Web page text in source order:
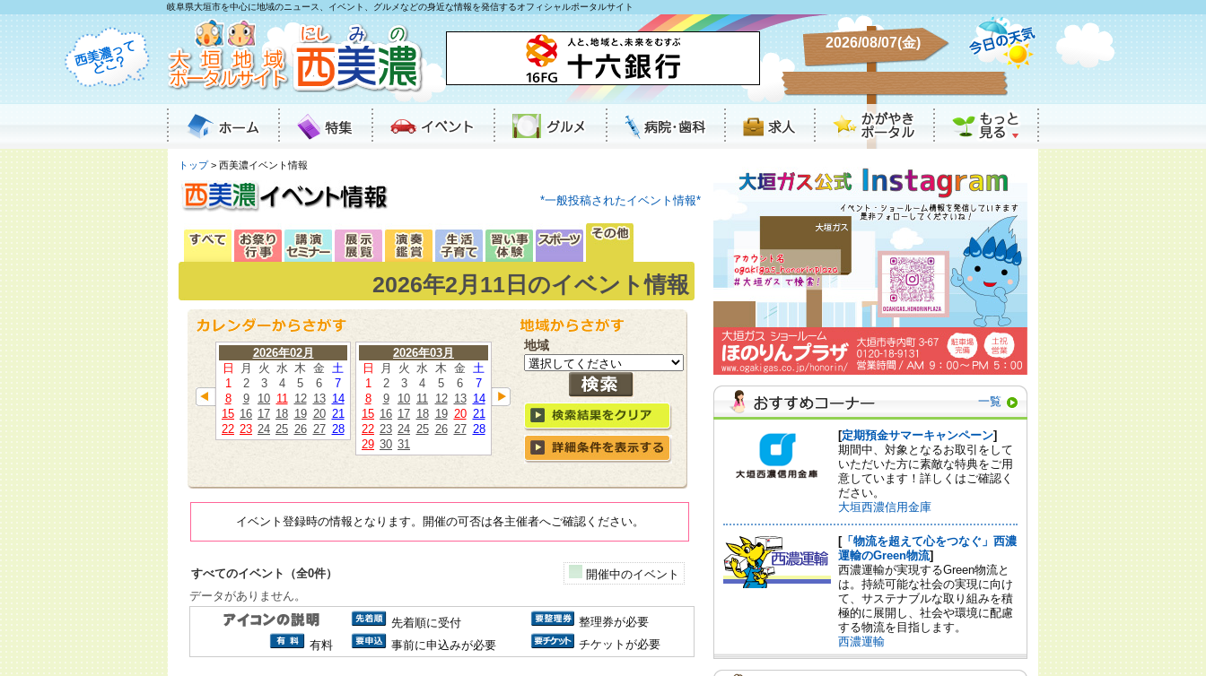
岐阜県大垣市を中心に地域のニュース、イベント、グルメなどの身近な情報を発信するオフィシャルポータルサイト
2026/08/07(金)
トップ> 西美濃イベント情報
*一般投稿されたイベント情報*
2026年2月11日のイベント情報
2026年02月
日
月 火 水 木 金 土
1
2 3 4 5 6
7
8
9 10 11 12 13 14
15 16 17 18 19 20 21
22 23 24 25 26 27 28
2026年03月
日
月 火 水 木 金 土
1
2 3 4 5 6
7
8
9 10 11 12 13 14
15 16 17 18 19 20 21
22 23 24 25 26 27 28
29 30 31
地域
イベント登録時の情報となります。開催の可否は各主催者へご確認ください。
すべてのイベント（全0件）
開催中のイベント
データがありません。
先着順に受付
整理券が必要
有料
事前に申込みが必要 チケットが必要